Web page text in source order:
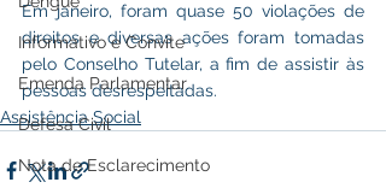
Informativo e Convite
Emenda Parlamentar
Defesa Civil
Nota de Esclarecimento
Em janeiro, foram quase 50 violações de
direitos e diversas ações foram tomadas
pelo Conselho Tutelar, a fim de assistir às
pessoas desrespeitadas.
Assistência Social